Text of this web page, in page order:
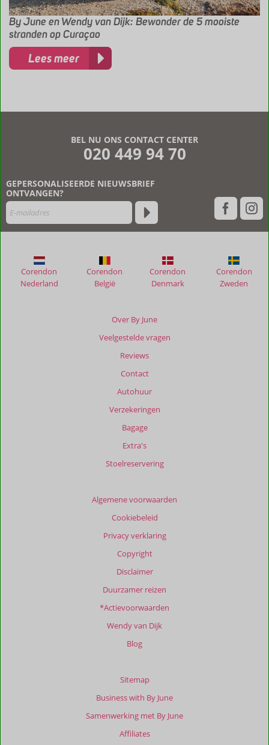
By June en Wendy van Dijk: Bewonder de 5 mooiste
stranden op Curaçao
Lees meer
BEL NU ONS CONTACT CENTER
020 449 94 70
GEPERSONALISEERDE NIEUWSBRIEF
ONTVANGEN?
Over By June
Veelgestelde vragen
Reviews
Contact
Autohuur
Verzekeringen
Bagage
Extra's
Stoelreservering
Algemene voorwaarden
Cookiebeleid
Privacy verklaring
Copyright
Disclaimer
Duurzamer reizen
*Actievoorwaarden
Wendy van Dijk
Blog
Sitemap
Business with By June
Samenwerking met By June
Affiliates
Corendon
Nederland
Corendon
België
Corendon
Denmark
Corendon
Zweden